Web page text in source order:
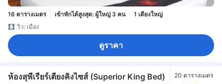
16 ตารางเมตร เข้าพักได้สูงสุด: ผู้ใหญ่ 3 คน
1 เตียงใหญ่
วิว: เมือง
ดูราคา
ห้องสุพีเรียร์เตียงคิงไซส์ (Superior King Bed) 20 ตารางเมตร